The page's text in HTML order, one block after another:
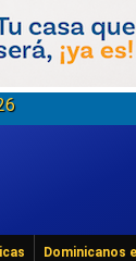
Dominicanos